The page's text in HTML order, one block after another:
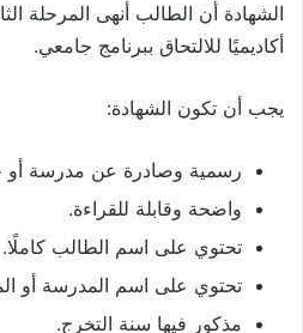
الشهادة أن الطالب أنهى المرحلة
أكاديميًا للالتحاق ببرنامج جامعي.
يجب أن تكون الشهادة:
رسمية وصادرة عن مدرسة أو
واضحة وقابلة للقراءة.
تحتوي على اسم الطالب كاملًا.
تحتوي على اسم المدرسة أو
مذكور فيها سنة التخرج.